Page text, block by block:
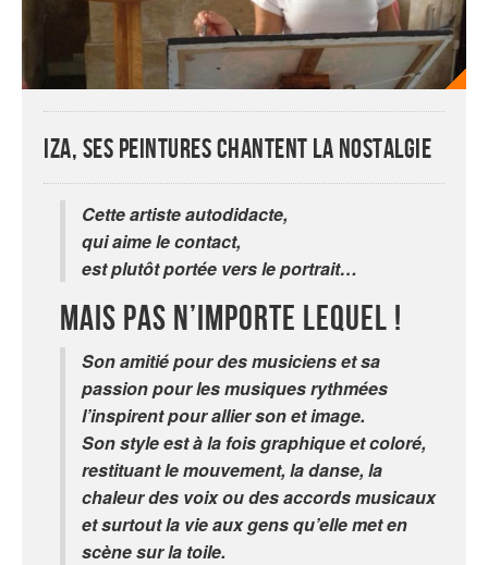
Iza, ses peintures chantent la nostalgie
Cette artiste autodidacte,
qui aime le contact,
est plutôt portée vers le portrait…
Mais pas n’importe lequel !
Son amitié pour des musiciens et sa
passion pour les musiques rythmées
l’inspirent pour allier son et image.
Son style est à la fois graphique et coloré,
restituant le mouvement, la danse, la
chaleur des voix ou des accords musicaux
et surtout la vie aux gens qu’elle met en
scène sur la toile.